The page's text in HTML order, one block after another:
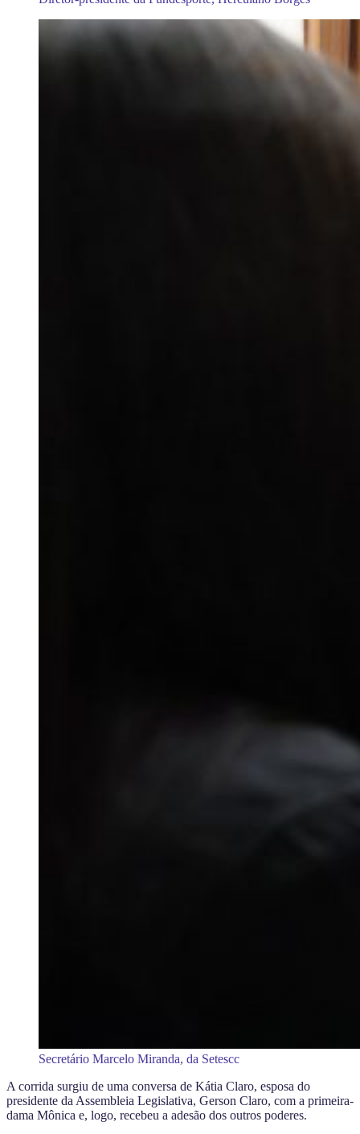
Secretário Marcelo Miranda, da Setescc
A corrida surgiu de uma conversa de Kátia Claro, esposa do
presidente da Assembleia Legislativa, Gerson Claro, com a primeira-
dama Mônica e, logo, recebeu a adesão dos outros poderes.